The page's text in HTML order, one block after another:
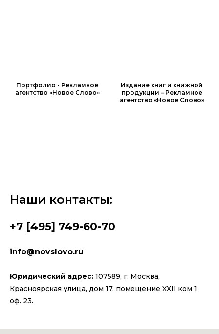
Портфолио - Рекламное
агентство «Новое Слово»
Издание книг и книжной
продукции – Рекламное
агентство «Новое Слово»
Наши контакты:
+7 [495] 749-60-70
info@novslovo.ru
Юридический адрес: 107589, г. Москва,
Красноярская улица, дом 17, помещение XXII ком 1
оф. 23.